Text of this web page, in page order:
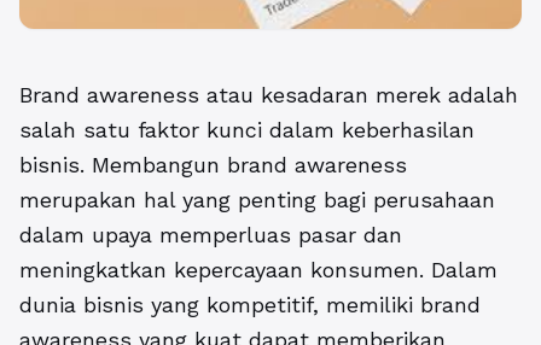
Brand awareness atau kesadaran merek adalah
salah satu faktor kunci dalam keberhasilan
bisnis. Membangun brand awareness
merupakan hal yang penting bagi perusahaan
dalam upaya memperluas pasar dan
meningkatkan kepercayaan konsumen. Dalam
dunia bisnis yang kompetitif, memiliki brand
awareness yang kuat dapat memberikan